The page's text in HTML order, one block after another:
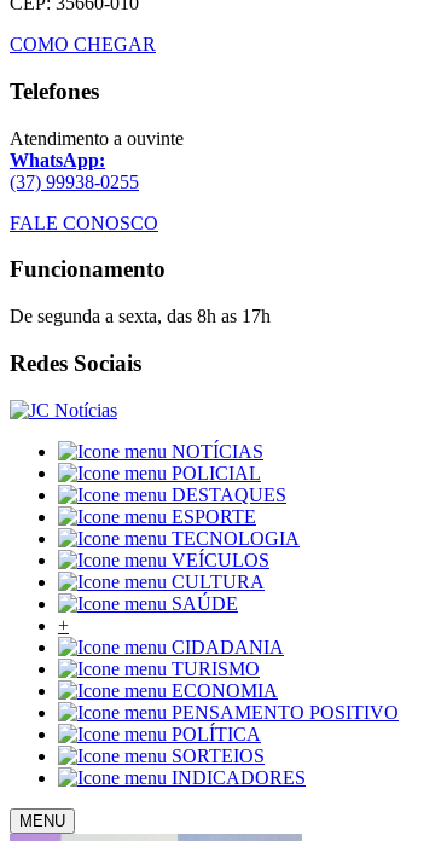
COMO CHEGAR
Telefones
Atendimento a ouvinte
WhatsApp:
(37) 99938-0255
FALE CONOSCO
Funcionamento
De segunda a sexta, das 8h as 17h
Redes Sociais
NOTÍCIAS
POLICIAL
DESTAQUES
ESPORTE
TECNOLOGIA
VEÍCULOS
CULTURA
SAÚDE
+
CIDADANIA
TURISMO
ECONOMIA
PENSAMENTO POSITIVO
POLÍTICA
SORTEIOS
INDICADORES
MENU